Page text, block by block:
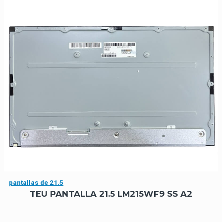
pantallas de 21.5
TEU PANTALLA 21.5 LM215WF9 SS A2